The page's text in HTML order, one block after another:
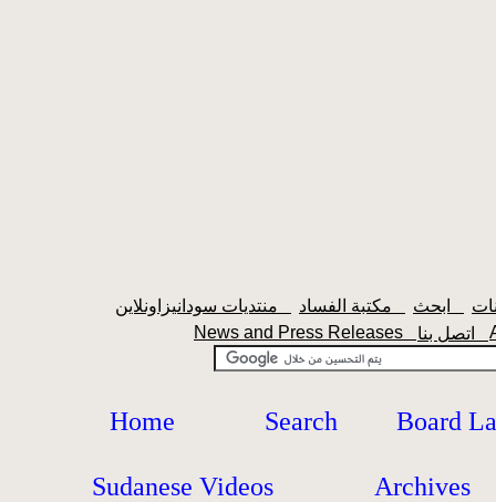
News and Press Releases
Home Search Board
Sudanese Videos Archives